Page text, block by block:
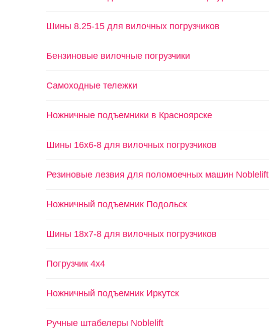
Шины 8.25-15 для вилочных погрузчиков
Бензиновые вилочные погрузчики
Самоходные тележки
Ножничные подъемники в Красноярске
Шины 16х6-8 для вилочных погрузчиков
Резиновые лезвия для поломоечных машин Noblelift
Ножничный подъемник Подольск
Шины 18х7-8 для вилочных погрузчиков
Погрузчик 4х4
Ножничный подъемник Иркутск
Ручные штабелеры Noblelift